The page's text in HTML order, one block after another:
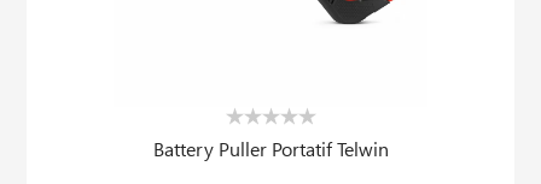
Battery Puller Portatif Telwin